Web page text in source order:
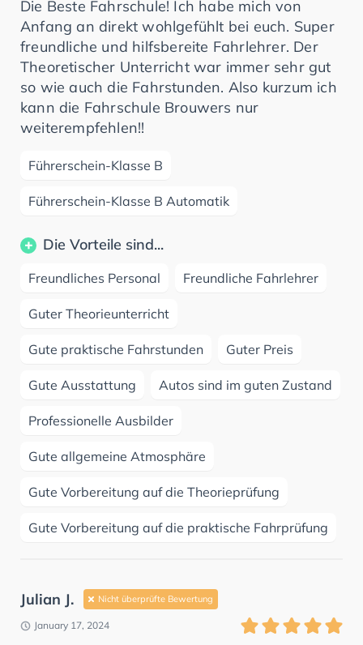
Die Beste Fahrschule! Ich habe mich von
Anfang an direkt wohlgefühlt bei euch. Super
freundliche und hilfsbereite Fahrlehrer. Der
Theoretischer Unterricht war immer sehr gut
so wie auch die Fahrstunden. Also kurzum ich
kann die Fahrschule Brouwers nur
weiterempfehlen!!
Führerschein-Klasse B
Führerschein-Klasse B Automatik
Die Vorteile sind...
Freundliches Personal Freundliche Fahrlehrer
Guter Theorieunterricht
Gute praktische Fahrstunden Guter Preis
Gute Ausstattung Autos sind im guten Zustand
Professionelle Ausbilder
Gute allgemeine Atmosphäre
Gute Vorbereitung auf die Theorieprüfung
Gute Vorbereitung auf die praktische Fahrprüfung
Julian J. Nicht überprüfte Bewertung
January 17, 2024